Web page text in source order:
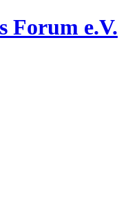
Forum e.V.